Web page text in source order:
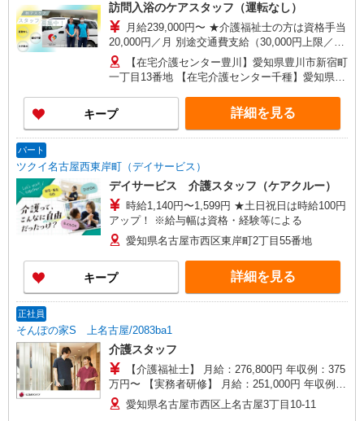
訪問入浴のケアスタッフ（運転なし）
月給239,000円〜 ★介護福祉士の方は資格手当
20,000円／月 別途交通費支給（30,000円上限／
月） 別途残業手当（月平均残業時間15時間）残業
代全額支給
【在宅介護センター豊川】愛知県豊川市新宿町
一丁目13番地 【在宅介護センター千種】愛知県名
池下2D 【在宅介護センター尾張旭】愛知県尾張旭
市瀬戸川町一丁目202番地 【在宅介護センター岡
崎】愛知県岡崎市羽根東町二丁目8番地3 第
ター刈谷】愛知県刈谷市東陽町三丁目68番地 東
陽町鬼頭ビル1階北側 【在宅介護センター上名古
屋】愛知県名古屋市西区上名古屋三丁目25番52
カサデナカノ1階
キープ 詳細を見る
パート
ツクイ名古屋西東岸町（デイサービス）
デイサービス 介護スタッフ（ケアクルー）
時給1,140円〜1,599円 ★土日祝日は時給100円
アップ！ ※給与幅は資格・経験等による
愛知県名古屋市西区東岸町2丁目55番地
キープ 詳細を見る
正社員
そんぽの家S 上名古屋/2083ba1
介護スタッフ
【介護福祉士】 月給：276,800円 年収例：375
万円〜 【実務者研修】 月給：251,000円 年収例：
341万円〜 【初任者研修】 月給：235,300円 年収
例：320万円〜 ※職務手当、働きがい向上手当、
愛知県名古屋市西区上名古屋3丁目10-11